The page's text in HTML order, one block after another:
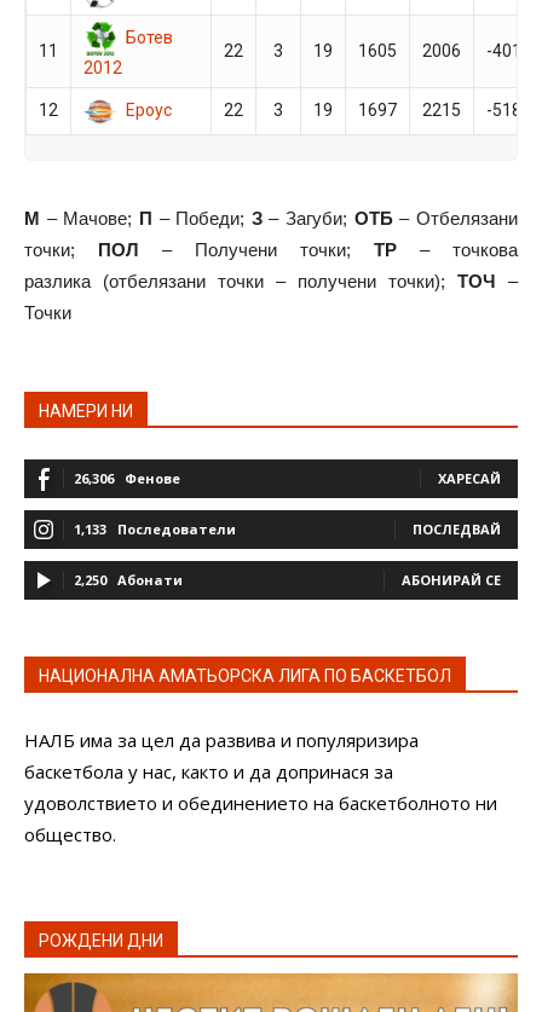
11
Ботев
2012
22 3 19 1605 2006 -401
12 Ероус 22 3 19 1697 2215 -518
М – Мачове; П – Победи; З– Загуби; ОТБ– Отбелязани
точки; ПОЛ – Получени точки; ТР – точкова
разлика (отбелязани точки – получени точки); ТОЧ –
Точки
НАМЕРИ НИ
26,306 Фенове ХАРЕСАЙ
1,133 Последователи ПОСЛЕДВАЙ
2,250 Абонати АБОНИРАЙ СЕ
НАЦИОНАЛНА АМАТЬОРСКА ЛИГА ПО БАСКЕТБОЛ
НАЛБ има за цел да развива и популяризира
баскетбола у нас, както и да допринася за
удоволствието и обединението на баскетболното ни
общество.
РОЖДЕНИ ДНИ